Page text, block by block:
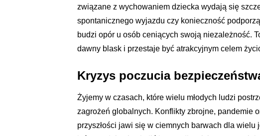
związane z wychowaniem dziecka wydają się
spontanicznego wyjazdu czy konieczność
budzi opór u osób ceniących swoją niezależność.
dawny blask i przestaje być atrakcyjnym celem
Kryzys poczucia
Żyjemy w czasach, które wielu młodych ludzi
zagrożeń globalnych. Konflikty zbrojne, pandemie
przyszłości jawi się w ciemnych barwach dla